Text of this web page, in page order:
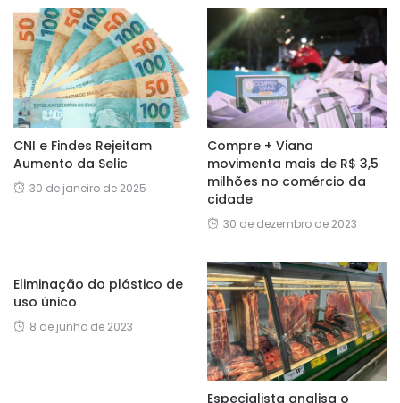
CNI e Findes Rejeitam
Aumento da Selic
30 de janeiro de 2025
Compre + Viana
movimenta mais de R$ 3,5
milhões no comércio da
cidade
30 de dezembro de 2023
Eliminação do plástico de
uso único
8 de junho de 2023
Especialista analisa o